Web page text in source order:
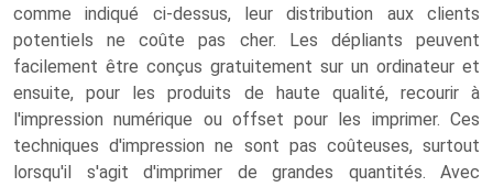
comme indiqué ci-dessus, leur distribution aux clients
potentiels ne coûte pas cher. Les dépliants peuvent
facilement être conçus gratuitement sur un ordinateur et
ensuite, pour les produits de haute qualité, recourir à
l'impression numérique ou offset pour les imprimer. Ces
techniques d'impression ne sont pas coûteuses, surtout
lorsqu'il s'agit d'imprimer de grandes quantités. Avec